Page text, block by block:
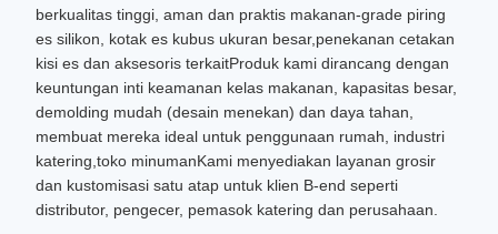
berkualitas tinggi, aman dan praktis makanan-grade piring
es silikon, kotak es kubus ukuran besar,penekanan cetakan
kisi es dan aksesoris terkaitProduk kami dirancang dengan
keuntungan inti keamanan kelas makanan, kapasitas besar,
demolding mudah (desain menekan) dan daya tahan,
membuat mereka ideal untuk penggunaan rumah, industri
katering,toko minumanKami menyediakan layanan grosir
dan kustomisasi satu atap untuk klien B-end seperti
distributor, pengecer, pemasok katering dan perusahaan.